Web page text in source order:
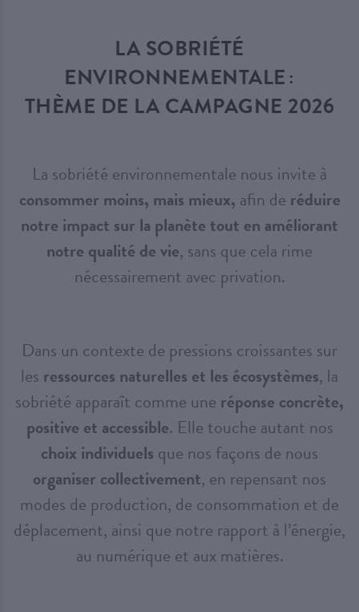
LA SOBRIÉTÉ
ENVIRONNEMENTALE :
THÈME DE LA CAMPAGNE 2026
La sobriété environnementale nous invite à
consommer moins, mais mieux, afin de réduire
notre impact sur la planète tout en améliorant
notre qualité de vie, sans que cela rime
nécessairement avec privation.
Dans un contexte de pressions croissantes sur
les ressources naturelles et les écosystèmes, la
sobriété apparaît comme une réponse concrète,
positive et accessible. Elle touche autant nos
choix individuels que nos façons de nous
organiser collectivement, en repensant nos
modes de production, de consommation et de
déplacement, ainsi que notre rapport à l’énergie,
au numérique et aux matières.